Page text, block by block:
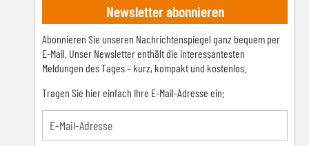
Newsletter abonnieren
Abonnieren Sie unseren Nachrichtenspiegel ganz bequem per
E-Mail. Unser Newsletter enthält die interessantesten
Meldungen des Tages – kurz, kompakt und kostenlos.
Tragen Sie hier einfach Ihre E-Mail-Adresse ein: